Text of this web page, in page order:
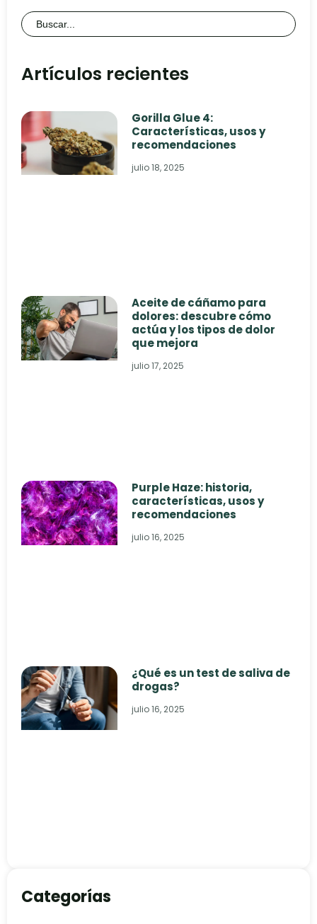
Buscar:
Artículos recientes
Gorilla Glue 4:
Características, usos y
recomendaciones
julio 18, 2025
Aceite de cáñamo para
dolores: descubre cómo
actúa y los tipos de dolor
que mejora
julio 17, 2025
Purple Haze: historia,
características, usos y
recomendaciones
julio 16, 2025
¿Qué es un test de saliva de
drogas?
julio 16, 2025
Categorías